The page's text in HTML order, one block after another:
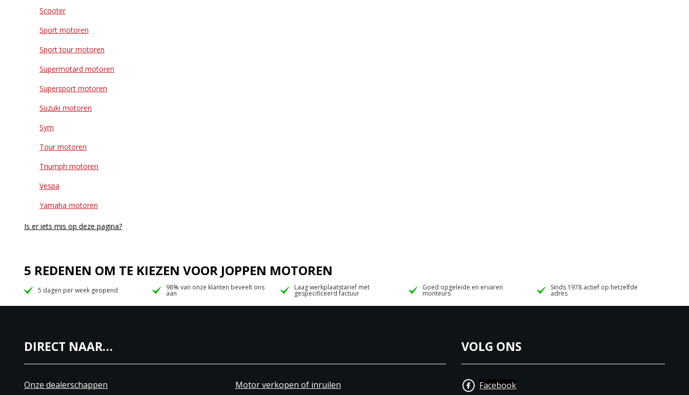
Scooter
Sport motoren
Sport tour motoren
Supermotard motoren
Supersport motoren
Suzuki motoren
Sym
Tour motoren
Triumph motoren
Vespa
Yamaha motoren
Is er iets mis op deze pagina?
5 REDENEN OM TE KIEZEN VOOR JOPPEN MOTOREN
5 dagen per week geopend 98% van onze klanten beveelt ons
aan
Laag werkplaatstarief met
gespecificeerd factuur
Goed opgeleide en ervaren
monteurs
Sinds 1978 actief op hetzelfde
adres
DIRECT NAAR…
Onze dealerschappen Motor verkopen of inruilen
VOLG ONS
Facebook